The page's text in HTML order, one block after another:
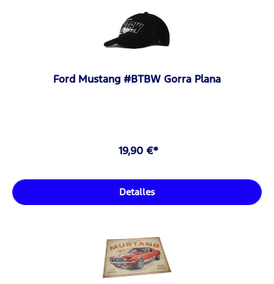
Ford Mustang #BTBW Gorra Plana
19,90 €*
Detalles